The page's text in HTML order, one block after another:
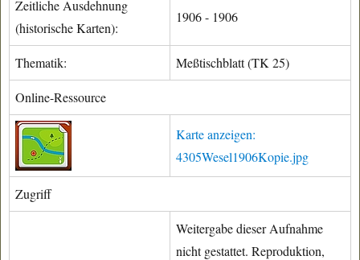
Zeitliche Ausdehnung
(historische Karten):
1906 - 1906
Thematik: Meßtischblatt (TK 25)
Online-Ressource
Karte anzeigen:
4305Wesel1906Kopie.jpg
Zugriff
Weitergabe dieser Aufnahme
nicht gestattet. Reproduktion,